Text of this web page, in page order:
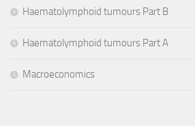
Haematolymphoid tumours Part B
Haematolymphoid tumours Part A
Macroeconomics